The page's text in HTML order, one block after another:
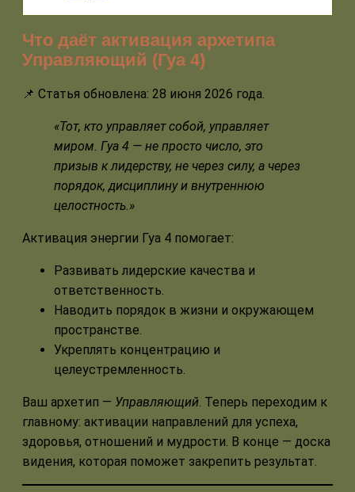
Что даёт активация архетипа
Управляющий (Гуа 4)
📌 Статья обновлена: 28 июня 2026 года.
«Тот, кто управляет собой, управляет
миром. Гуа 4 — не просто число, это
призыв к лидерству, не через силу, а через
порядок, дисциплину и внутреннюю
целостность.»
Активация энергии Гуа 4 помогает:
Развивать лидерские качества и
ответственность.
Наводить порядок в жизни и окружающем
пространстве.
Укреплять концентрацию и
целеустремленность.
Ваш архетип — Управляющий. Теперь переходим к
главному: активации направлений для успеха,
здоровья, отношений и мудрости. В конце — доска
видения, которая поможет закрепить результат.